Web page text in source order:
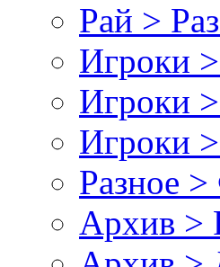
Рай >
Игроки
Игроки
Игроки
Разное
Архив >